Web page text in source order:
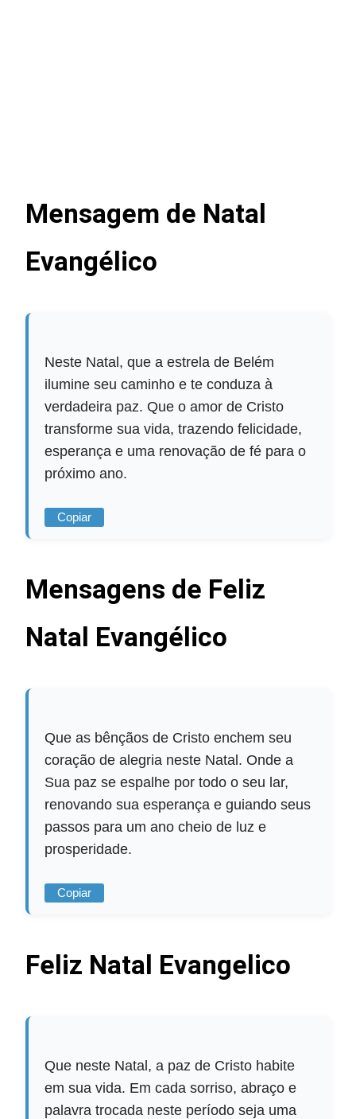
Mensagem de Natal
Evangélico
Neste Natal, que a estrela de Belém
ilumine seu caminho e te conduza à
verdadeira paz. Que o amor de Cristo
transforme sua vida, trazendo felicidade,
esperança e uma renovação de fé para o
próximo ano.
Copiar
Mensagens de Feliz
Natal Evangélico
Que as bênçãos de Cristo enchem seu
coração de alegria neste Natal. Onde a
Sua paz se espalhe por todo o seu lar,
renovando sua esperança e guiando seus
passos para um ano cheio de luz e
prosperidade.
Copiar
Feliz Natal Evangelico
Que neste Natal, a paz de Cristo habite
em sua vida. Em cada sorriso, abraço e
palavra trocada neste período seja uma